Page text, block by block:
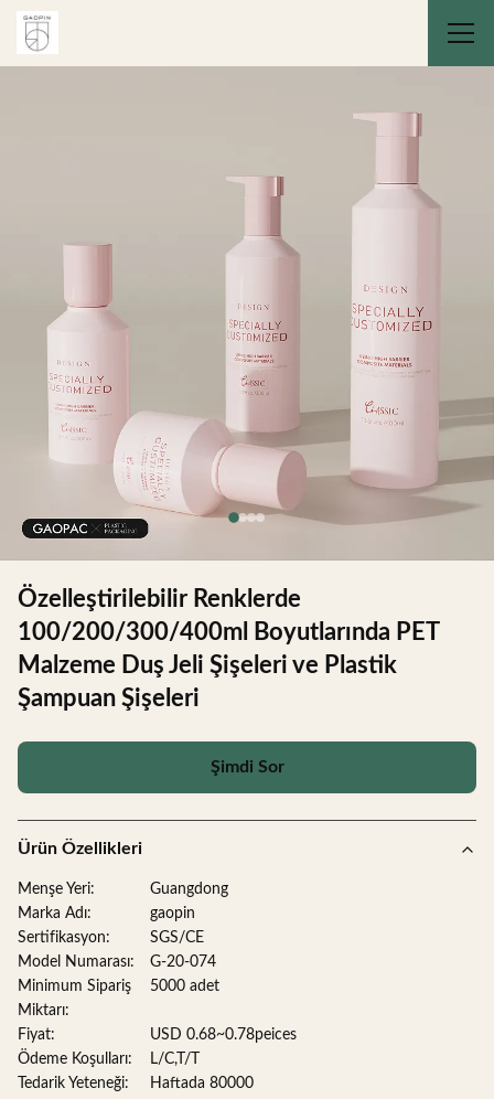
Özelleştirilebilir Renklerde
100/200/300/400ml Boyutlarında PET
Malzeme Duş Jeli Şişeleri ve Plastik
Şampuan Şişeleri
Şimdi Sor
Ürün Özellikleri
Menşe Yeri:
Guangdong
Marka Adı:
gaopin
Sertifikasyon:
SGS/CE
Model Numarası:
G-20-074
Minimum Sipariş
Miktarı:
5000 adet
Fiyat:
USD 0.68~0.78peices
Ödeme Koşulları:
L/C,T/T
Tedarik Yeteneği:
Haftada 80000